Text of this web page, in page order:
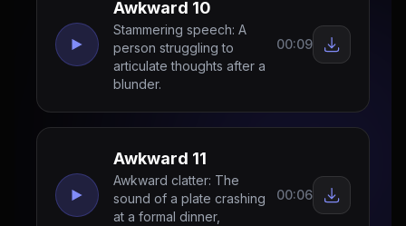
Awkward 10
Stammering speech: A
person struggling to
articulate thoughts after a
blunder.
00:09
Awkward 11
Awkward clatter: The
sound of a plate crashing
at a formal dinner,
00:06